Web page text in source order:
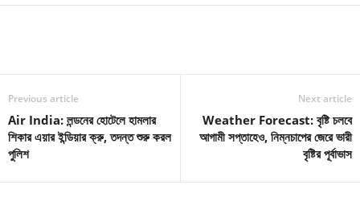
Previous article
Air India: লন্ডনের হোটেলে হামলার
শিকার এয়ার ইন্ডিয়ার ক্রু, তদন্ত শুরু করল
পুলিশ
Next article
Weather Forecast: বৃষ্টি চলবে
আগামী সপ্তাহেও, নিম্নচাপের জেরে ভারী
বৃষ্টির পূর্বাভাস